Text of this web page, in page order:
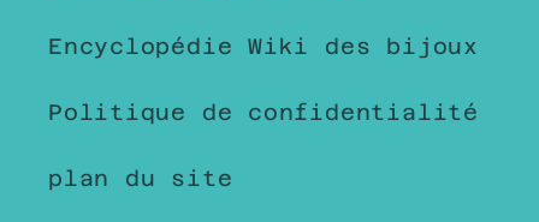
Encyclopédie Wiki des bijoux
Politique de confidentialité
plan du site